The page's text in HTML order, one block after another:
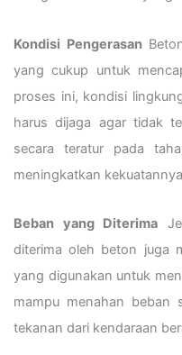
Kondisi Pengerasan
yang cukup untuk
proses ini, kondisi
harus dijaga agar tidak
secara teratur pada
meningkatkan
Beban yang Diterima
diterima oleh beton juga
yang digunakan untuk
mampu menahan beban
tekanan dari kendaraan